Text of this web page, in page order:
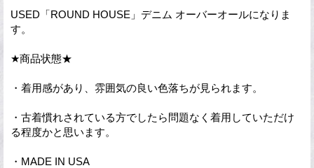
USED「ROUND HOUSE」デニム オーバーオールになりま
す。
★商品状態★
・着用感があり、雰囲気の良い色落ちが見られます。
・古着慣れされている方でしたら問題なく着用していただけ
る程度かと思います。
・MADE IN USA